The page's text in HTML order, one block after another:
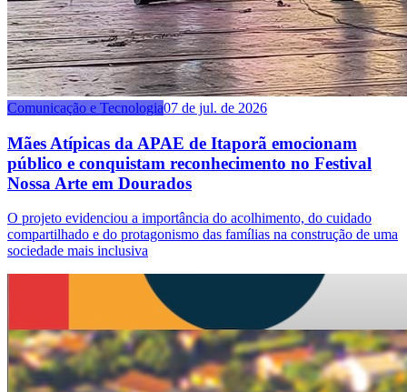
Comunicação e Tecnologia07 de jul. de 2026
Mães Atípicas da APAE de Itaporã emocionam
público e conquistam reconhecimento no Festival
Nossa Arte em Dourados
O projeto evidenciou a importância do acolhimento, do cuidado
compartilhado e do protagonismo das famílias na construção de uma
sociedade mais inclusiva